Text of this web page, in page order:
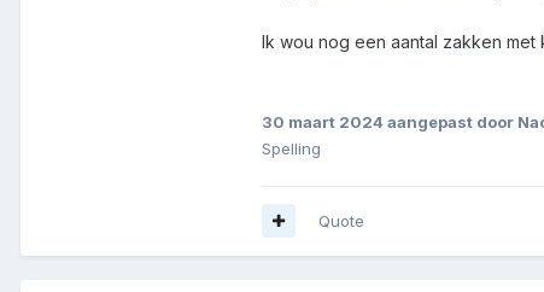
Ik wou nog een aantal zakken
30 maart 2024 aangepast door
Spelling
Quote